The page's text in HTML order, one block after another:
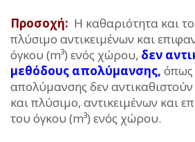
Προσοχή: Η καθαριότητα και το
πλύσιμο αντικειμένων και
όγκου (m³) ενός χώρου, δεν
μεθόδους απολύμανσης, όπως
απολύμανσης δεν
και πλύσιμο, αντικειμένων και
του όγκου (m³) ενός χώρου.